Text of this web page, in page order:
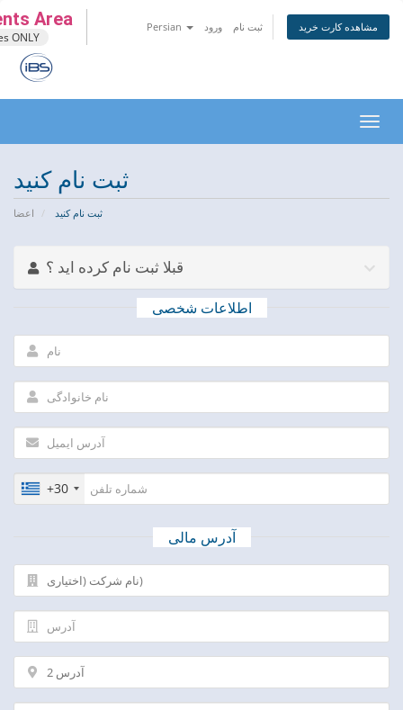
Area
ONLY
Persian ورود ثبت نام مشاهده کارت خرید
تغییر
ثبت نام کنید
اعضا ثبت نام کنید
قبلا ثبت نام کرده اید ؟
اطلاعات شخصی
+30
آدرس مالی